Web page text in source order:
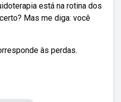
está na rotina dos
Mas me diga: você
às perdas.